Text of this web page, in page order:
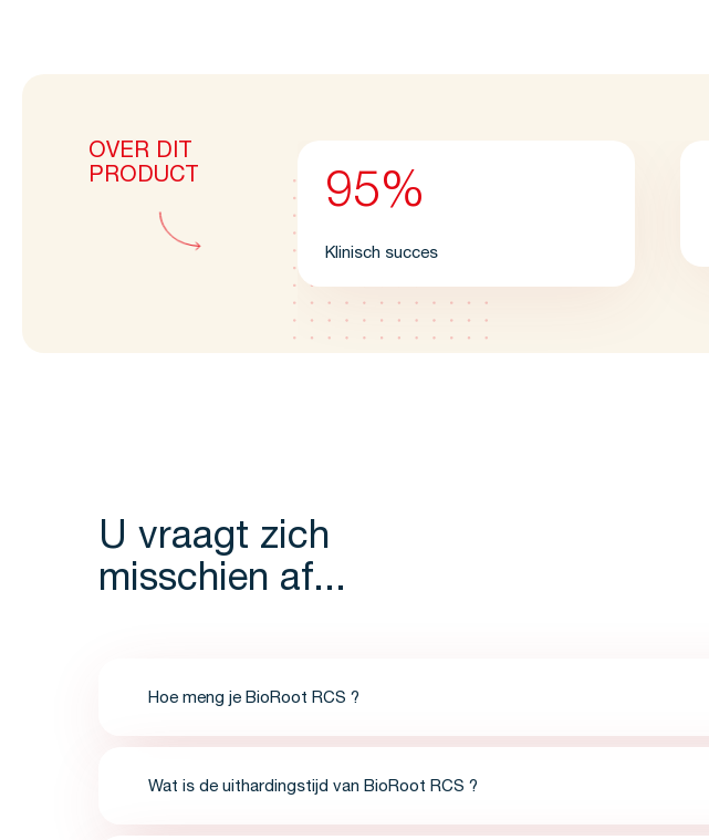
OVER DIT
PRODUCT
95%
Klinisch succes
U vraagt zich
misschien af...
Hoe meng je BioRoot RCS ?
Wat is de uithardingstijd van BioRoot RCS ?